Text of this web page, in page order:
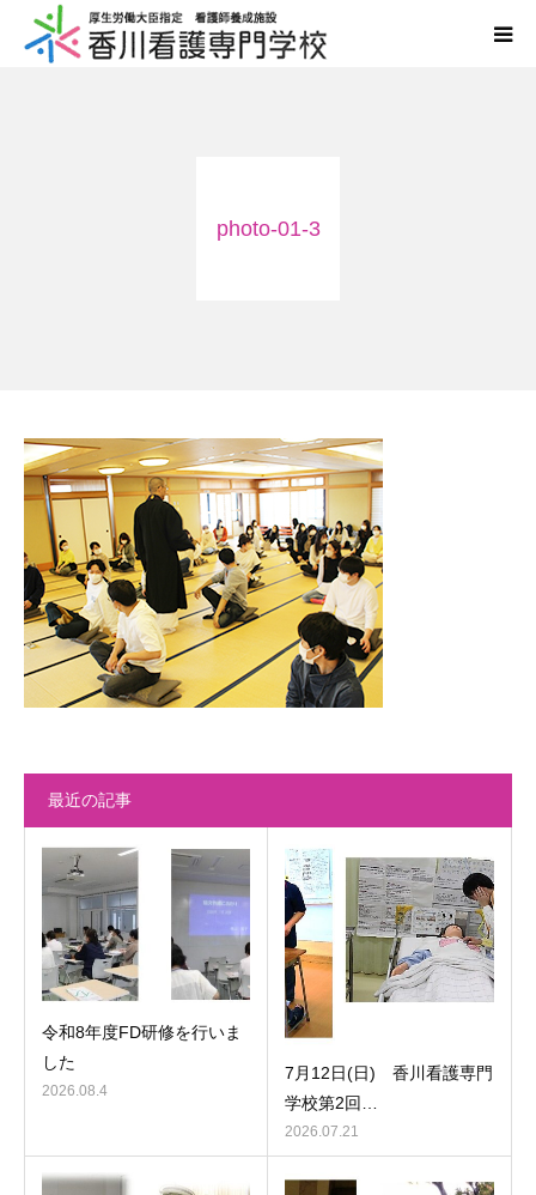
photo-01-3
最近の記事
令和8年度FD研修を行いま
した
2026.08.4
7月12日(日) 香川看護専門
学校第2回…
2026.07.21
同窓会